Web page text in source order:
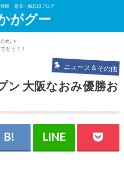
験・意見・備忘録ブログ
がグー
他
とう！！
ニュース＆その他
大阪なおみ優勝お